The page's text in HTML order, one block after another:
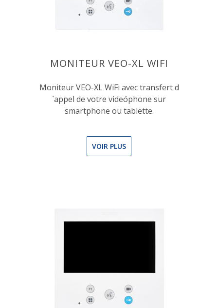
MONITEUR VEO-XL WIFI
Moniteur VEO-XL WiFi avec transfert d
´appel de votre videóphone sur
smartphone ou tablette.
VOIR PLUS